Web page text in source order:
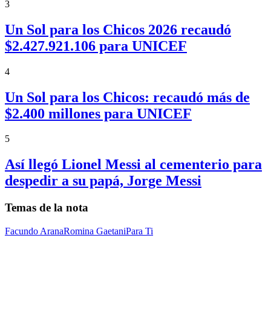
3
Un Sol para los Chicos 2026 recaudó
$2.427.921.106 para UNICEF
4
Un Sol para los Chicos: recaudó más de
$2.400 millones para UNICEF
5
Así llegó Lionel Messi al cementerio para
despedir a su papá, Jorge Messi
Temas de la nota
Facundo AranaRomina GaetaniPara Ti